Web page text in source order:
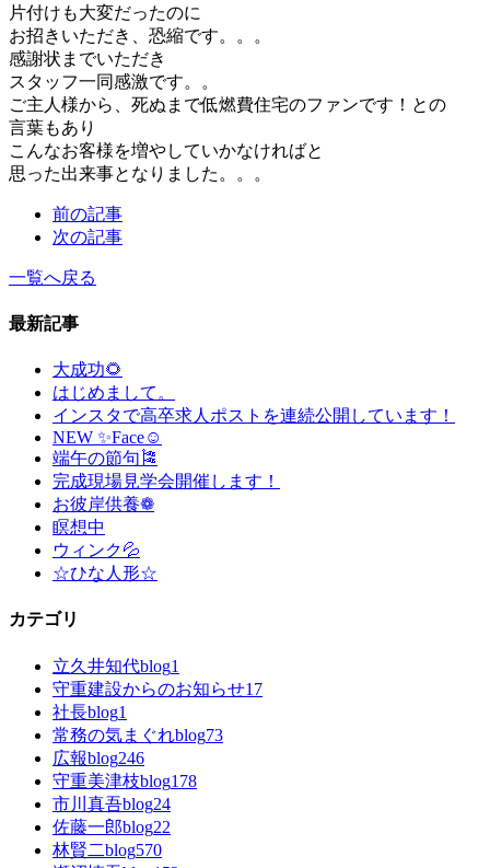
片付けも大変だったのに
お招きいただき、恐縮です。。。
感謝状までいただき
スタッフ一同感激です。。
ご主人様から、死ぬまで低燃費住宅のファンです！との
言葉もあり
こんなお客様を増やしていかなければと
思った出来事となりました。。。
前の記事
次の記事
一覧へ戻る
最新記事
大成功🌻
はじめまして。
インスタで高卒求人ポストを連続公開しています！
NEW ✨Face☺
端午の節句🎏
完成現場見学会開催します！
お彼岸供養❁
瞑想中
ウィンク💦
☆ひな人形☆
カテゴリ
立久井知代blog1
守重建設からのお知らせ17
社長blog1
常務の気まぐれblog73
広報blog246
守重美津枝blog178
市川真吾blog24
佐藤一郎blog22
林賢二blog570